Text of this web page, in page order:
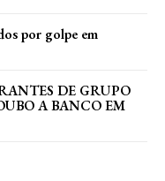
por golpe em
DE GRUPO
A BANCO EM